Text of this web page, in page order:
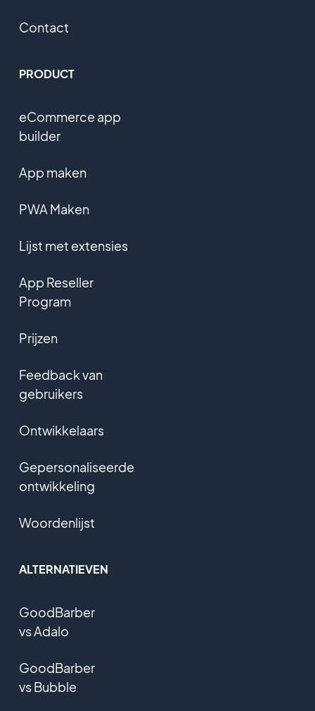
Contact
PRODUCT
eCommerce app
builder
App maken
PWA Maken
Lijst met extensies
App Reseller
Program
Prijzen
Feedback van
gebruikers
Ontwikkelaars
Gepersonaliseerde
ontwikkeling
Woordenlijst
ALTERNATIEVEN
GoodBarber
vs Adalo
GoodBarber
vs Bubble